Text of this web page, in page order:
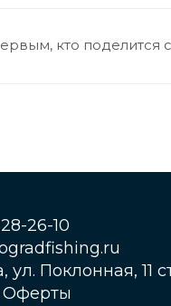
кто
26-10
ул. Поклонная, 11
Оферты